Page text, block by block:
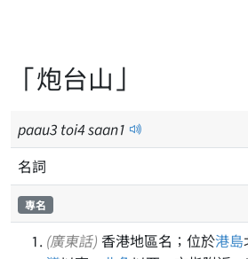
「炮台山」
paau3 toi4saan1
名詞
專名
(廣東話) 香港地區名；位於港島